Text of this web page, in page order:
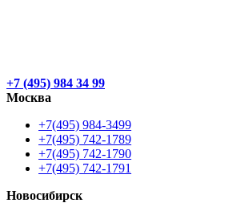
+7 (495) 984 34 99
Москва
+7(495) 984-3499
+7(495) 742-1789
+7(495) 742-1790
+7(495) 742-1791
Новосибирск